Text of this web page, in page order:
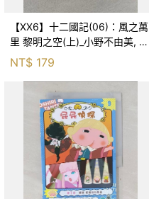
【XX6】十二國記(06)：風之萬
里 黎明之空(上)_小野不由美, 王
蘊潔
NT$ 179